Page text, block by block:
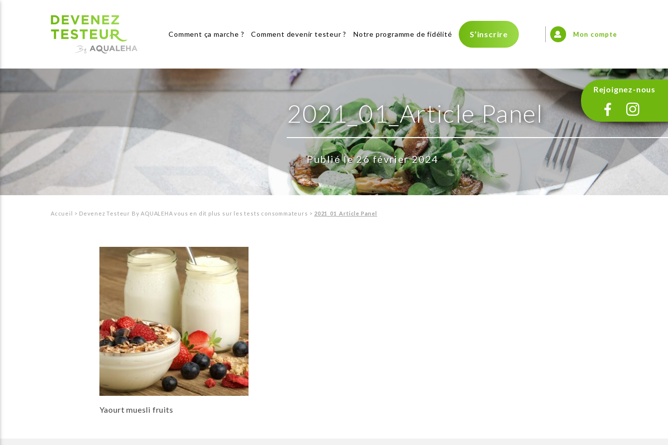
Comment ça marche ? Comment devenir testeur ? Notre programme de fidélité S’inscrire Mon compte
Rejoignez-nous
2021_01_Article Panel
Publié le 26 février 2024
Accueil > Devenez Testeur By AQUALEHA vous en dit plus sur les tests consommateurs > 2021_01_Article Panel
Yaourt muesli fruits